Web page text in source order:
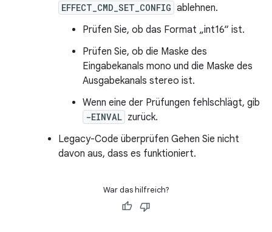
EFFECT_CMD_SET_CONFIG ablehnen.
Prüfen Sie, ob das Format „int16“ ist.
Prüfen Sie, ob die Maske des
Eingabekanals mono und die Maske des
Ausgabekanals stereo ist.
Wenn eine der Prüfungen fehlschlägt, gib
-EINVAL zurück.
Legacy-Code überprüfen Gehen Sie nicht
davon aus, dass es funktioniert.
War das hilfreich?